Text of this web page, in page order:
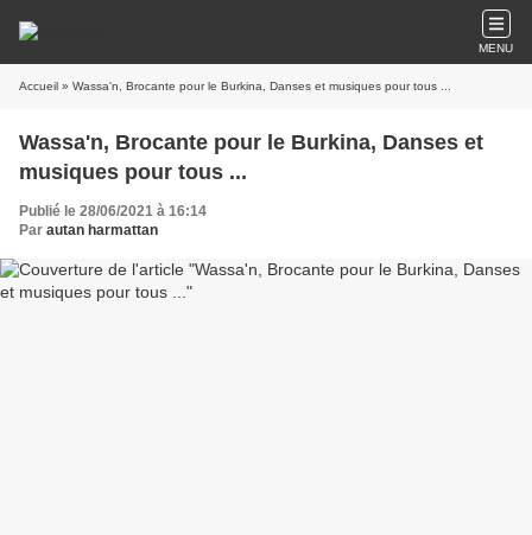
MENU
Accueil » Wassa'n, Brocante pour le Burkina, Danses et musiques pour tous ...
Wassa'n, Brocante pour le Burkina, Danses et
musiques pour tous ...
Publié le 28/06/2021 à 16:14
Par autan harmattan